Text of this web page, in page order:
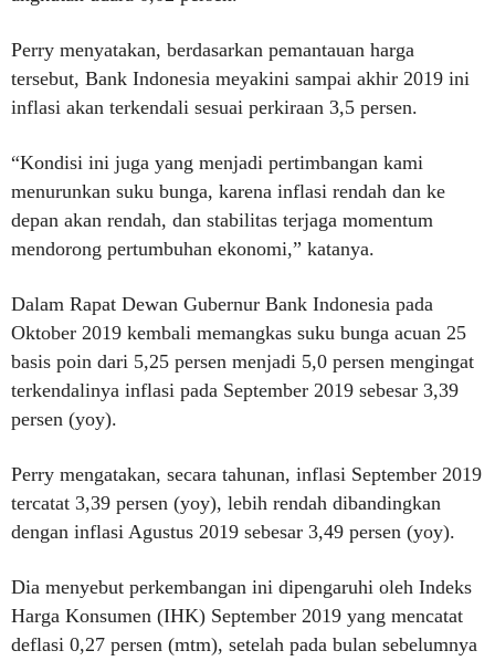
Perry menyatakan, berdasarkan pemantauan harga
tersebut, Bank Indonesia meyakini sampai akhir 2019 ini
inflasi akan terkendali sesuai perkiraan 3,5 persen.
“Kondisi ini juga yang menjadi pertimbangan kami
menurunkan suku bunga, karena inflasi rendah dan ke
depan akan rendah, dan stabilitas terjaga momentum
mendorong pertumbuhan ekonomi,” katanya.
Dalam Rapat Dewan Gubernur Bank Indonesia pada
Oktober 2019 kembali memangkas suku bunga acuan 25
basis poin dari 5,25 persen menjadi 5,0 persen mengingat
terkendalinya inflasi pada September 2019 sebesar 3,39
persen (yoy).
Perry mengatakan, secara tahunan, inflasi September 2019
tercatat 3,39 persen (yoy), lebih rendah dibandingkan
dengan inflasi Agustus 2019 sebesar 3,49 persen (yoy).
Dia menyebut perkembangan ini dipengaruhi oleh Indeks
Harga Konsumen (IHK) September 2019 yang mencatat
deflasi 0,27 persen (mtm), setelah pada bulan sebelumnya